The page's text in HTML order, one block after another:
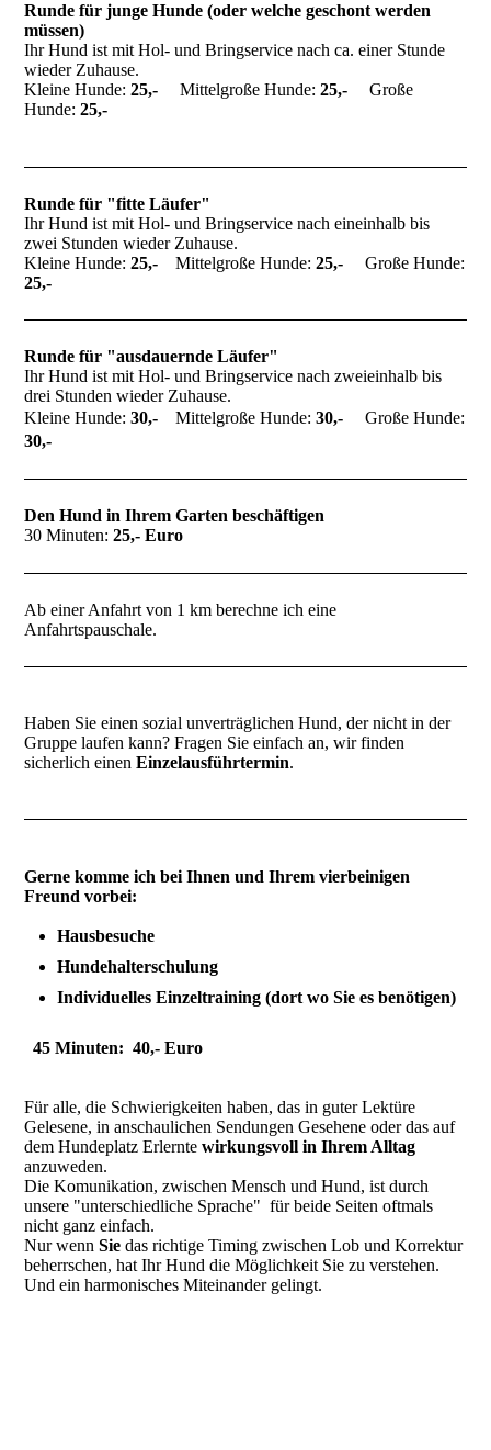
Runde für junge Hunde (oder welche geschont werden
müssen)
Ihr Hund ist mit Hol- und Bringservice nach ca. einer Stunde
wieder Zuhause.
Kleine Hunde:25,- Mittelgroße Hunde:25,- Große
Hunde:25,-
Runde für "fitte Läufer"
Ihr Hund ist mit Hol- und Bringservice nach eineinhalb bis
zwei Stunden wieder Zuhause.
Kleine Hunde:25,-Mittelgroße Hunde:25,-
Große Hunde:
25,-
Runde für "ausdauernde Läufer"
Ihr Hund ist mit Hol- und Bringservice nach zweieinhalb bis
drei Stunden wieder Zuhause.
Kleine Hunde:30,- Mittelgroße Hunde:30,-
Große Hunde:
30,-
Den Hund in Ihrem Garten beschäftigen
30 Minuten:25,- Euro
Ab einer Anfahrt von 1 km berechne ich eine
Anfahrtspauschale.
Haben Sie einen sozial unverträglichen Hund, der nicht in der
Gruppe laufen kann? Fragen Sie einfach an, wir finden
sicherlich einenEinzelausführtermin.
Gerne komme ich bei Ihnen und Ihrem vierbeinigen
Freund vorbei:
Hausbesuche
Hundehalterschulung
Individuelles Einzeltraining (dort wo Sie es benötigen)
45 Minuten: 40,- Euro
Für alle, die Schwierigkeiten haben, das in guter Lektüre
Gelesene, in anschaulichen Sendungen Gesehene oder das auf
dem Hundeplatz Erlerntewirkungsvoll in Ihrem Alltag
anzuweden.
Die Komunikation, zwischen Mensch und Hund, ist durch
unsere "unterschiedliche Sprache" für beide Seiten oftmals
nicht ganz einfach.
Nur wennSie das richtige Timing zwischen Lob und Korrektur
beherrschen, hat Ihr Hund die Möglichkeit Sie zu verstehen.
Und ein harmonisches Miteinander gelingt.